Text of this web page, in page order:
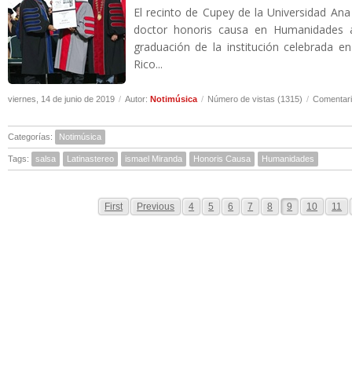
El recinto de Cupey de la Universidad
doctor honoris causa en
graduación de la institución celebrada
Rico...
viernes, 14 de junio de 2019 / Autor: Notimúsica / Número de vistas (1315) /
Categorías: Notimúsica
Tags: salsa Latinastereo ismael Miranda Honoris Causa Humanidades
First Previous 4 5 6 7 8 9 10 11